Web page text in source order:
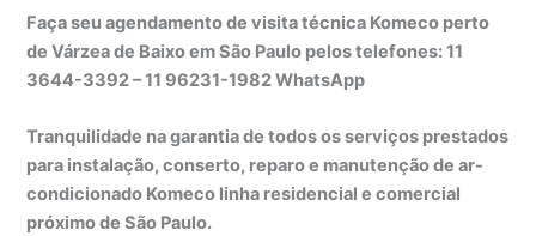
Faça seu agendamento de visita técnica Komeco perto
de Várzea de Baixo em São Paulo pelos telefones: 11
3644-3392 – 11 96231-1982 WhatsApp
Tranquilidade na garantia de todos os serviços prestados
para instalação, conserto, reparo e manutenção de ar-
condicionado Komeco linha residencial e comercial
próximo de São Paulo.